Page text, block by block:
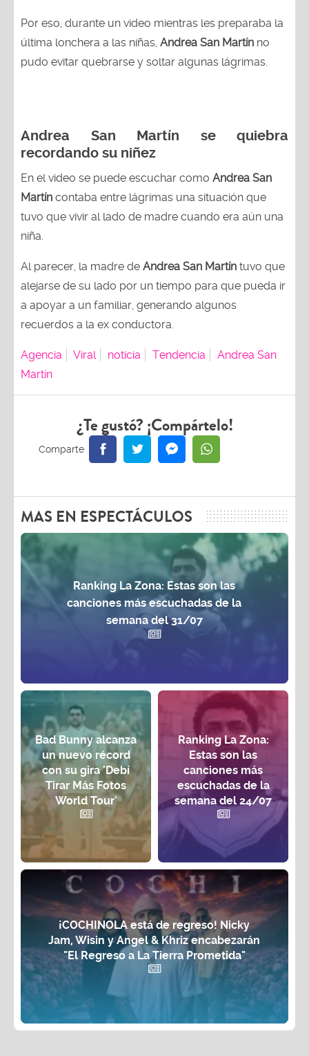
Por eso, durante un video mientras les preparaba la
última lonchera a las niñas, Andrea San Martín no
pudo evitar quebrarse y soltar algunas lágrimas.
Andrea San Martín se quiebra
recordando su niñez
En el video se puede escuchar como Andrea San
Martín contaba entre lágrimas una situación que
tuvo que vivir al lado de madre cuando era aún una
niña.
Al parecer, la madre de Andrea San Martín tuvo que
alejarse de su lado por un tiempo para que pueda ir
a apoyar a un familiar, generando algunos
recuerdos a la ex conductora.
Agencia Viral noticia Tendencia
Andrea San
Martín
¿Te gustó? ¡Compártelo!
MAS EN ESPECTÁCULOS
Ranking La Zona: Estas son las
canciones más escuchadas de la
semana del 31/07
Bad Bunny alcanza
un nuevo récord
con su gira 'Debí
Tirar Más Fotos
World Tour'
Ranking La Zona:
Estas son las
canciones más
escuchadas de la
semana del 24/07
¡COCHINOLA está de regreso! Nicky
Jam, Wisin y Angel & Khriz encabezarán
"El Regreso a La Tierra Prometida"